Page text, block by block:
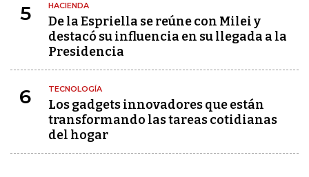
5 HACIENDA
De la Espriella se reúne con Milei y
destacó su influencia en su llegada a la
Presidencia
6 TECNOLOGÍA
Los gadgets innovadores que están
transformando las tareas cotidianas
del hogar